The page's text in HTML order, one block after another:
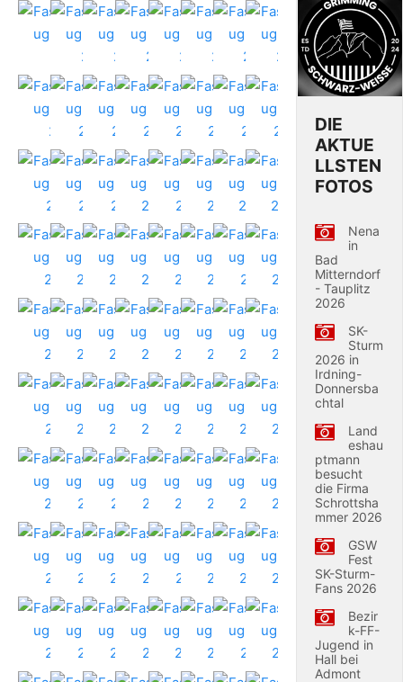
DIE
AKTUE
LLSTEN
FOTOS
Nena
in
Bad
Mitterndorf
- Tauplitz
2026
SK-
Sturm
2026 in
Irdning-
Donnersba
chtal
Land
eshau
ptmann
besucht
die Firma
Schrottsha
mmer 2026
GSW
Fest
SK-Sturm-
Fans 2026
Bezir
k-FF-
Jugend in
Hall bei
Admont